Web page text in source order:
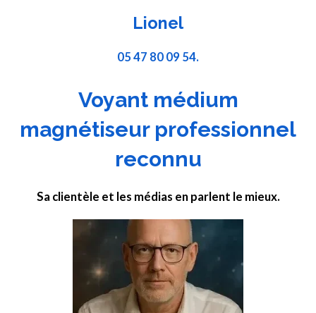
Lionel
05 47 80 09 54.
Voyant médium
magnétiseur professionnel
reconnu
Sa clientèle et les médias en parlent le mieux.